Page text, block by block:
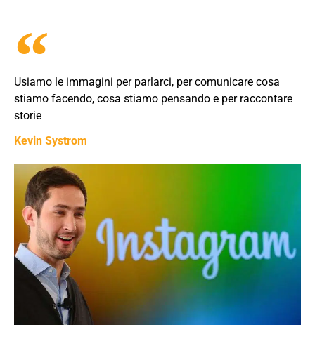
Usiamo le immagini per parlarci, per comunicare cosa
stiamo facendo, cosa stiamo pensando e per raccontare
storie
Kevin Systrom